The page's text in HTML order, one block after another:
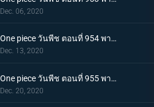
Dec. 06, 2020
One piece วันพีช ตอนที่ 954 พากย์ไทย ชื่อของมันคือเอ็นมะ! สุดยอดดาบของโอเด้ง!
Dec. 13, 2020
One piece วันพีช ตอนที่ 955 พากย์ไทย พันธมิตรใหม่? รวมพลกองกำลังไคโด!
Dec. 20, 2020